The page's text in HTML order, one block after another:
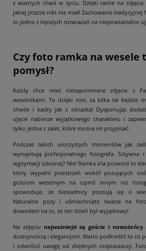
z ważnych chwil w życiu. Dzięki ramie na
jakiej jeszcze nikt nie miał! Zachowanie
to jedno z lepszych rozwiązań na niepowtarzalne
Czy foto ramka na wesele
pomysł?
Każdy chce mieć niezapomniane zdjęcie z
weselnikami. To dzięki nim, za kilka lat będzie
chwile i kadry jak z obrazka! Dysponując
ujęcie nabierze wyjątkowego charakteru i
tylko jedna z zalet, które można im przypisać.
Podczas takich uroczystych momentów jak
wynajmują profesjonalnego fotografa. Sztywne
legitymacji szkolnej? Nie! Ramka a'la polaroid to
który wypełni przestrzeń wokół pozujących
gościom weselnym na czymś innym niż
spowoduje, że biesiadnicy poczują się o
Naturalne pozy i uśmiechnięte twarze na
dowodem na to, że ten dzień był wyjątkowy!
Na zdjęciu najważniejsi są goście i nowożeńcy-
dostojnością i elegancjom. Warto podkreślić to co
i odwrócić uwagę od zbędnych rozpraszaczy.